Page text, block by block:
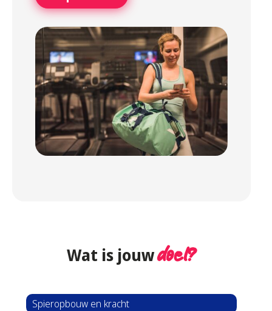
Wat is jouwdoel?
Spieropbouw en kracht